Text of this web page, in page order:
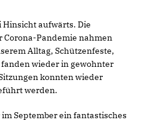
Hinsicht aufwärts. Die
Pandemie nahmen
Alltag, Schützenfeste,
wieder in gewohnter
konnten wieder
werden.
September ein fantastisches